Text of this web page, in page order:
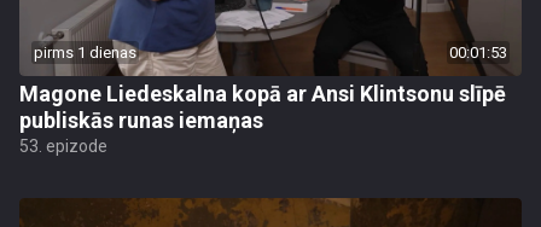
pirms 1 dienas 00:01:53
Magone Liedeskalna kopā ar Ansi Klintsonu slīpē
publiskās runas iemaņas
53. epizode